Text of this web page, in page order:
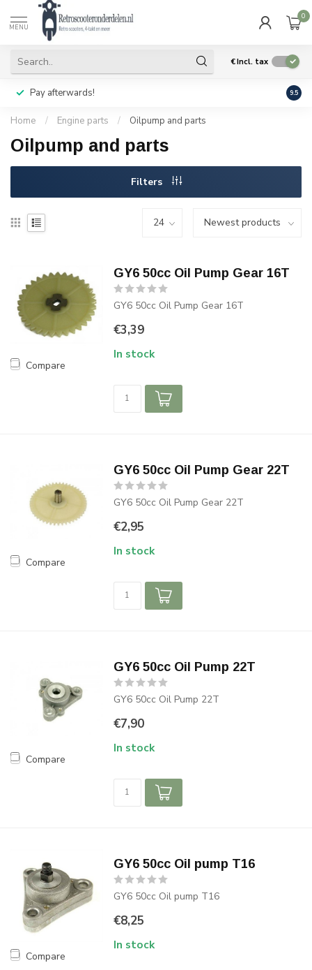
MENU
0
€Incl. tax
Pay afterwards! Geen
9.5
Home / Engine parts / Oilpump and parts
Oilpump and parts
Filters
Compare
GY6 50cc Oil Pump Gear 16T
GY6 50cc Oil Pump Gear 16T
€3,39
In stock
Compare
GY6 50cc Oil Pump Gear 22T
GY6 50cc Oil Pump Gear 22T
€2,95
In stock
Compare
GY6 50cc Oil Pump 22T
GY6 50cc Oil Pump 22T
€7,90
In stock
Compare
GY6 50cc Oil pump T16
GY6 50cc Oil pump T16
€8,25
In stock